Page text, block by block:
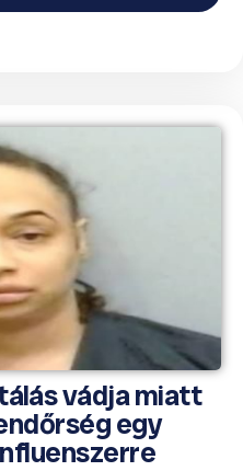
vádja miatt
egy